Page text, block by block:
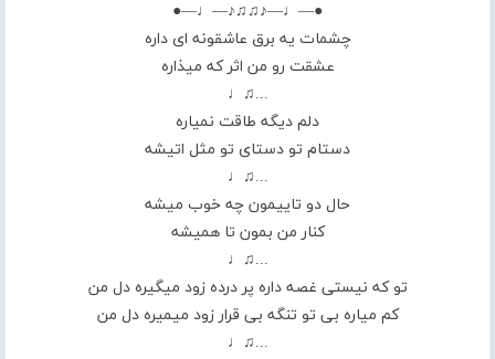
●—♩—♪♫♫♪—♩—●
چشمات یه برق عاشقونه ای داره
عشقت رو من اثر که میذاره
...♫♩
دلم دیگه طاقت نمیاره
دستام تو دستای تو مثل اتیشه
...♫♩
حال دو تاییمون چه خوب میشه
کنار من بمون تا همیشه
...♫♩
تو که نیستی غصه داره پر درده زود میگیره دل من
کم میاره بی تو تنگه بی قرار زود میمیره دل من
...♫♩